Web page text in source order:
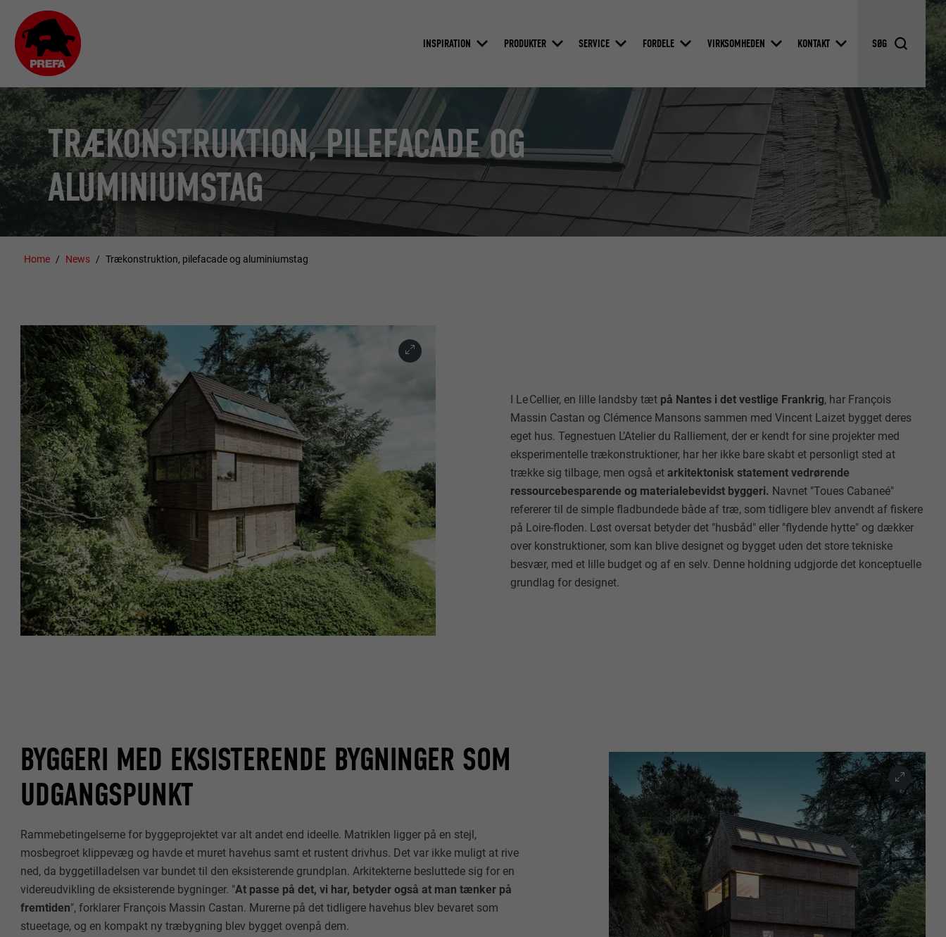
INSPIRATION PRODUKTER SERVICE FORDELE VIRKSOMHEDEN KONTAKT
TRÆKONSTRUKTION, PILEFACADE OG
ALUMINIUMSTAG
Home News Trækonstruktion, pilefacade og aluminiumstag
I Le Cellier, en lille landsby tæt på Nantes i det vestlige Frankrig, har François
Massin Castan og Clémence Mansons sammen med Vincent Laizet bygget deres
eget hus. Tegnestuen L’Atelier du Ralliement, der er kendt for sine projekter med
eksperimentelle trækonstruktioner, har her ikke bare skabt et personligt sted at
trække sig tilbage, men også etarkitektonisk statement vedrørende
ressourcebesparende og materialebevidst byggeri. Navnet "Toues Cabaneé"
refererer til de simple fladbundede både af træ, som tidligere blev anvendt af fiskere
på Loire-floden. Løst oversat betyder det "husbåd" eller "flydende hytte" og dækker
over konstruktioner, som kan blive designet og bygget uden det store tekniske
besvær, med et lille budget og af en selv. Denne holdning udgjorde det konceptuelle
grundlag for designet.
BYGGERI MED EKSISTERENDE BYGNINGER SOM
UDGANGSPUNKT
Rammebetingelserne for byggeprojektet var alt andet end ideelle. Matriklen ligger på en stejl,
mosbegroet klippevæg og havde et muret havehus samt et rustent drivhus. Det var ikke muligt at rive
ned, da byggetilladelsen var bundet til den eksisterende grundplan. Arkitekterne besluttede sig for en
videreudvikling de eksisterende bygninger. "At passe på det, vi har, betyder også at man tænker på
fremtiden", forklarer François Massin Castan. Murerne på det tidligere havehus blev bevaret som
stueetage, og en kompakt ny træbygning blev bygget ovenpå dem.